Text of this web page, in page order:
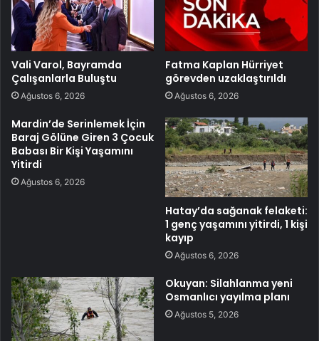
Vali Varol, Bayramda
Çalışanlarla Buluştu
Ağustos 6, 2026
Fatma Kaplan Hürriyet
görevden uzaklaştırıldı
Ağustos 6, 2026
Mardin’de Serinlemek İçin
Baraj Gölüne Giren 3 Çocuk
Babası Bir Kişi Yaşamını
Yitirdi
Ağustos 6, 2026
Hatay’da sağanak felaketi:
1 genç yaşamını yitirdi, 1 kişi
kayıp
Ağustos 6, 2026
Okuyan: Silahlanma yeni
Osmanlıcı yayılma planı
Ağustos 5, 2026